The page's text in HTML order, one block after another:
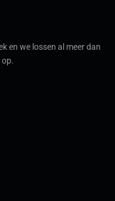
en we lossen al meer dan